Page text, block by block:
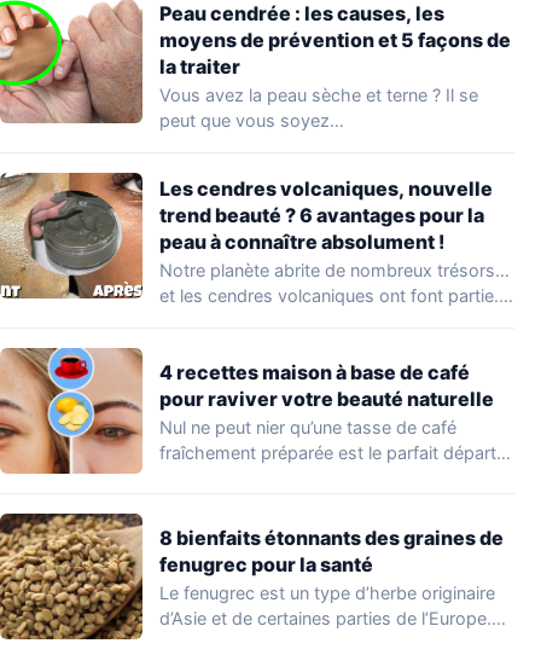
Peau cendrée : les causes, les
moyens de prévention et 5 façons de
la traiter
Vous avez la peau sèche et terne ? Il se
peut que vous soyez…
Les cendres volcaniques, nouvelle
trend beauté ? 6 avantages pour la
peau à connaître absolument !
Notre planète abrite de nombreux trésors…
et les cendres volcaniques ont font partie.
4 recettes maison à base de café
pour raviver votre beauté naturelle
Nul ne peut nier qu’une tasse de café
fraîchement préparée est le parfait départ…
8 bienfaits étonnants des graines de
fenugrec pour la santé
Le fenugrec est un type d’herbe originaire
d’Asie et de certaines parties de l’Europe.…